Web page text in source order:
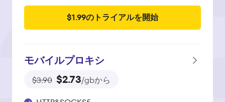
$1.99のトライアルを開始
モバイルプロキシ
$3.90 $2.73/gbから